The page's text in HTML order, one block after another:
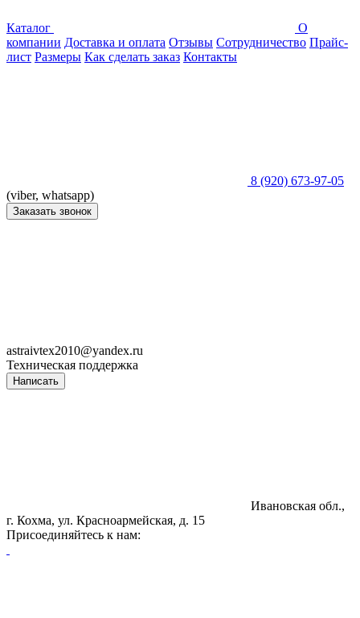
Каталог
О
компании Доставка и оплата Отзывы Сотрудничество Прайс-
лист Размеры Как сделать заказ Контакты
8 (920) 673-97-05
(viber, whatsapp)
Заказать звонок
astraivtex2010@yandex.ru
Техническая поддержка
Написать
Ивановская обл.,
г. Кохма, ул. Красноармейская, д. 15
Присоединяйтесь к нам: